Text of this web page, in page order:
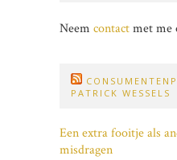
Neem contactmet me
PATRICK WESSELS
Een extra fooitje als
misdragen